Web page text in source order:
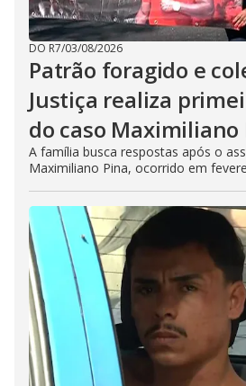
DO R7/03/08/2026
Patrão foragido e
Justiça realiza
do caso Maximiliano
A família busca respostas após o
Maximiliano Pina, ocorrido em